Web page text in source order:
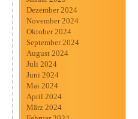
Dezember 2024
November 2024
Oktober 2024
September 2024
August 2024
Juli 2024
Juni 2024
Mai 2024
April 2024
März 2024